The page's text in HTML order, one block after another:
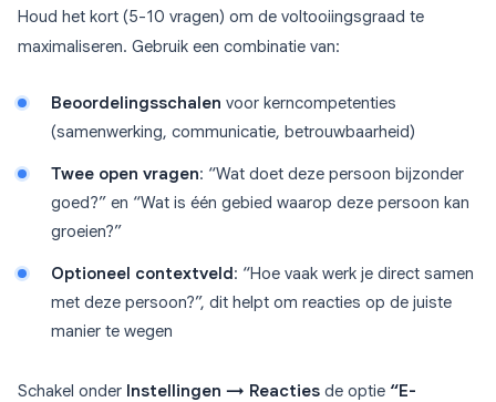
Houd het kort (5-10 vragen) om de voltooiingsgraad te
maximaliseren. Gebruik een combinatie van:
Beoordelingsschalen voor kerncompetenties
(samenwerking, communicatie, betrouwbaarheid)
Twee open vragen: “Wat doet deze persoon bijzonder
goed?” en “Wat is één gebied waarop deze persoon kan
groeien?”
Optioneel contextveld : “Hoe vaak werk je direct samen
met deze persoon?”, dit helpt om reacties op de juiste
manier te wegen
Schakel onder Instellingen → Reacties de optie “E-